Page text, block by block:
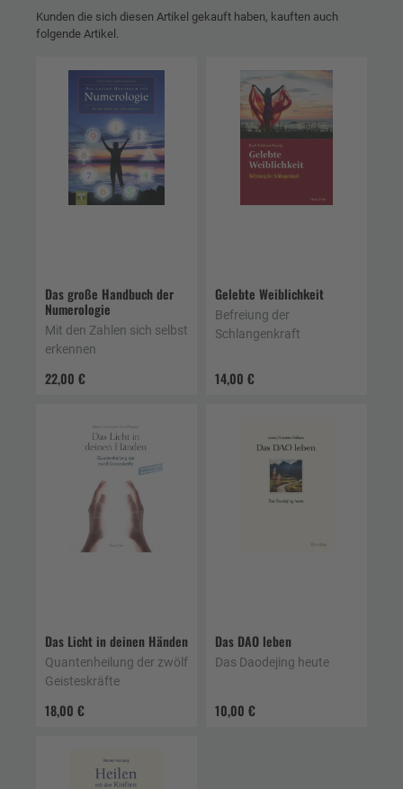
Kunden die sich diesen Artikel gekauft haben, kauften auch
folgende Artikel.
Das große Handbuch der
Numerologie
22,00 €
Mit den Zahlen sich selbst
erkennen
Gelebte Weiblichkeit
14,00 €
Befreiung der
Schlangenkraft
Das Licht in deinen Händen
18,00 €
Quantenheilung der zwölf
Geisteskräfte
Das DAO leben
10,00 €
Das Daodejing heute